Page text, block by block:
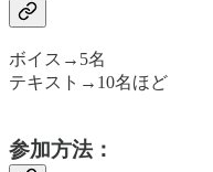
ボイス→5名
テキスト→10名ほど
参加方法：